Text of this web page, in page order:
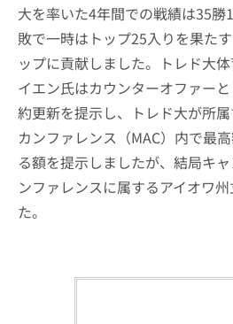
大を率いた4年間での戦績は35勝
敗で一時はトップ25入りを果た
ップに貢献しました。トレド大
イエン氏はカウンターオファー
約更新を提示し、トレド大が所
カンファレンス（MAC）内で最
る額を提示しましたが、結局キ
ンファレンスに属するアイオワ
た。